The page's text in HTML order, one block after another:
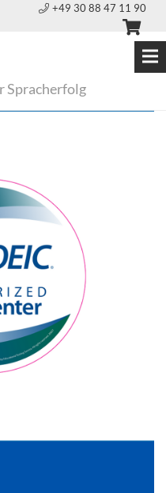
+49 30 88 47 11 90
Spracherfolg